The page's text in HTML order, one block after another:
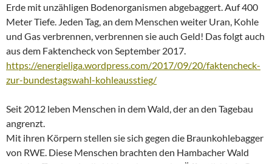
Erde mit unzähligen Bodenorganismen abgebaggert. Auf 400
Meter Tiefe. Jeden Tag, an dem Menschen weiter Uran, Kohle
und Gas verbrennen, verbrennen sie auch Geld! Das folgt auch
aus dem Faktencheck von September 2017.
https://energieliga.wordpress.com/2017/09/20/faktencheck-
zur-bundestagswahl-kohleausstieg/
Seit 2012 leben Menschen in dem Wald, der an den Tagebau
angrenzt.
Mit ihren Körpern stellen sie sich gegen die Braunkohlebagger
von RWE. Diese Menschen brachten den Hambacher Wald